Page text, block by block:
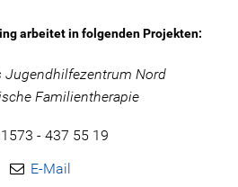
arbeitet in folgenden Projekten:
Jugendhilfezentrum Nord
Familientherapie
- 437 55 19